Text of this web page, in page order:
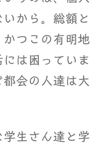
から。総額と
かつこの有明地
は困っていま
会の人達は大
生さん達と学